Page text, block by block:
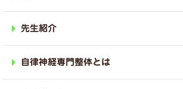
先生紹介
自律神経専門整体とは